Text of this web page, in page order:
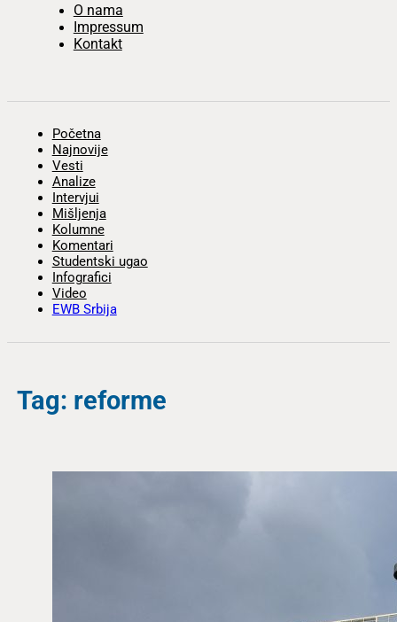
O nama
Impressum
Kontakt
Početna
Najnovije
Vesti
Analize
Intervjui
Mišljenja
Kolumne
Komentari
Studentski ugao
Infografici
Video
EWB Srbija
Tag: reforme